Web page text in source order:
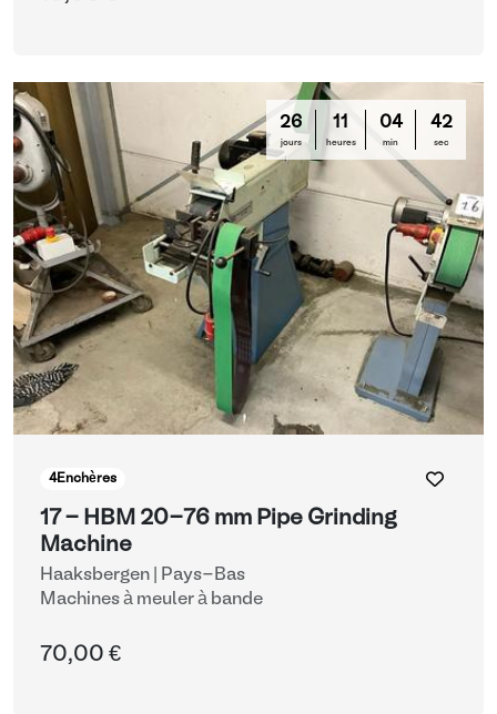
26
jours
11
heures
04
min
42
sec
4Enchères
17 - HBM 20-76 mm Pipe Grinding
Machine
Haaksbergen | Pays-Bas
Machines à meuler à bande
70,00 €